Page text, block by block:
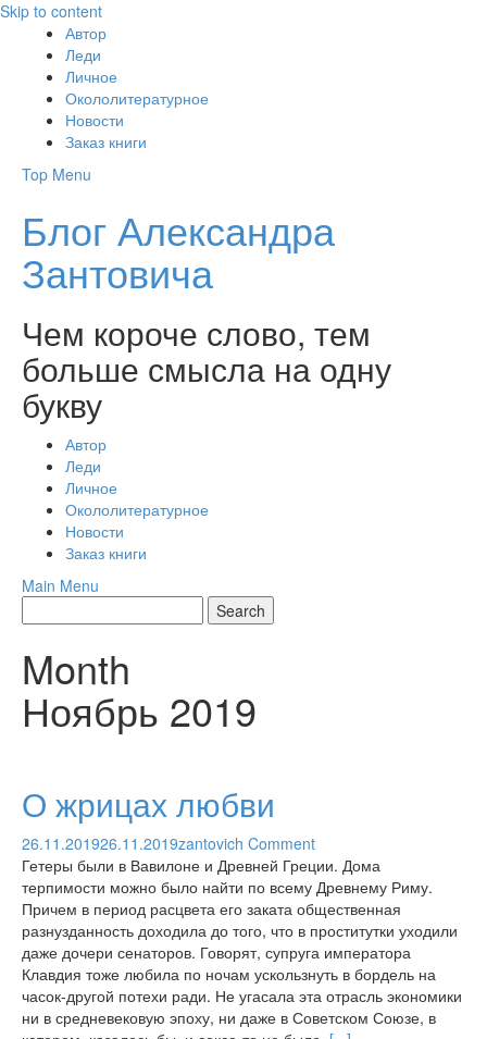
Skip to content
Автор
Леди
Личное
Окололитературное
Новости
Заказ книги
Top Menu
Блог Александра
Зантовича
Чем короче слово, тем
больше смысла на одну
букву
Автор
Леди
Личное
Окололитературное
Новости
Заказ книги
Main Menu
Month
Ноябрь 2019
О жрицах любви
26.11.201926.11.2019zantovich Comment
Гетеры были в Вавилоне и Древней Греции. Дома
терпимости можно было найти по всему Древнему Риму.
Причем в период расцвета его заката общественная
разнузданность доходила до того, что в проститутки уходили
даже дочери сенаторов. Говорят, супруга императора
Клавдия тоже любила по ночам ускользнуть в бордель на
часок-другой потехи ради. Не угасала эта отрасль экономики
ни в средневековую эпоху, ни даже в Советском Союзе, в